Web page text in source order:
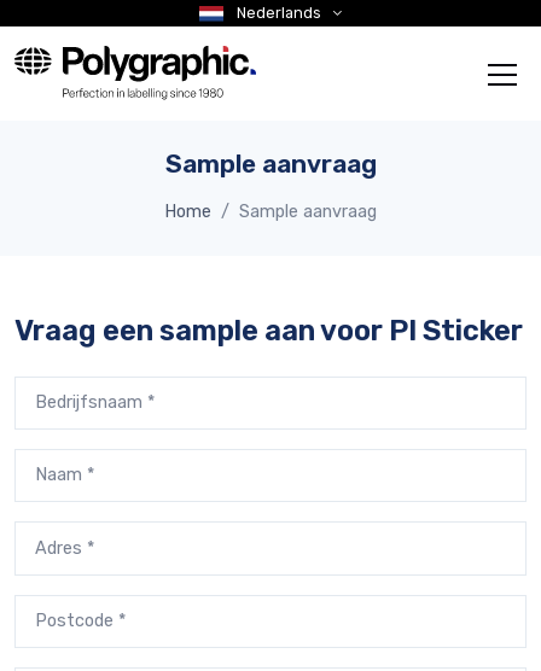
Nederlands
Sample aanvraag
Home Sample aanvraag
Vraag een sample aan voor PI Sticker